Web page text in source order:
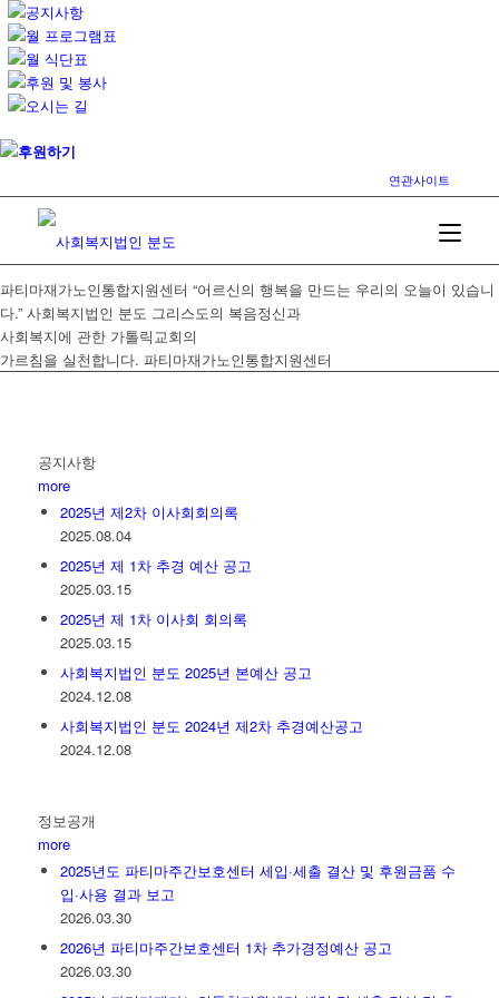
공지사항
월 프로그램표
월 식단표
후원 및 봉사
오시는 길
후원하기
연관사이트
파티마재가노인통합지원센터 “어르신의 행복을 만드는 우리의 오늘이 있습니
다.” 사회복지법인 분도 그리스도의 복음정신과
사회복지에 관한 가톨릭교회의
가르침을 실천합니다. 파티마재가노인통합지원센터
공지사항
more
2025년 제2차 이사회회의록
2025.08.04
2025년 제 1차 추경 예산 공고
2025.03.15
2025년 제 1차 이사회 회의록
2025.03.15
사회복지법인 분도 2025년 본예산 공고
2024.12.08
사회복지법인 분도 2024년 제2차 추경예산공고
2024.12.08
정보공개
more
2025년도 파티마주간보호센터 세입·세출 결산 및 후원금품 수
입·사용 결과 보고
2026.03.30
2026년 파티마주간보호센터 1차 추가경정예산 공고
2026.03.30